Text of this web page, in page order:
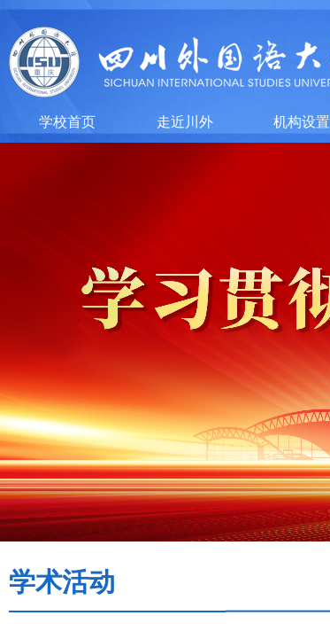
学校首页 走近川外 机构设置
学术活动